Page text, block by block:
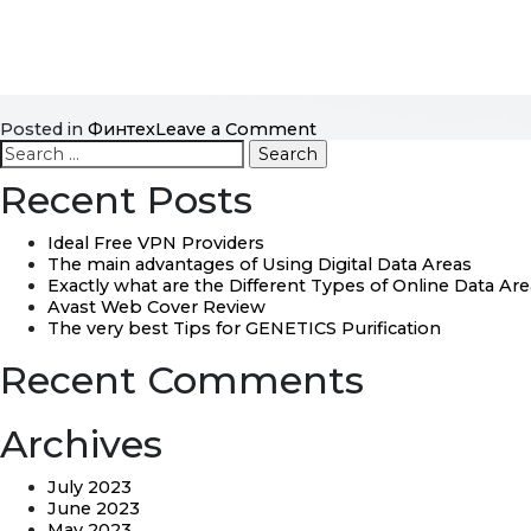
Posted in ФинтехLeave a Commenton
Заработок
криптовалюты
DEX
Search
for:
Recent Posts
Ideal Free VPN Providers
The main advantages of Using Digital Data Areas
Exactly what are the Different Types of Online Data
Avast Web Cover Review
The very best Tips for GENETICS Purification
Recent Comments
Archives
July 2023
June 2023